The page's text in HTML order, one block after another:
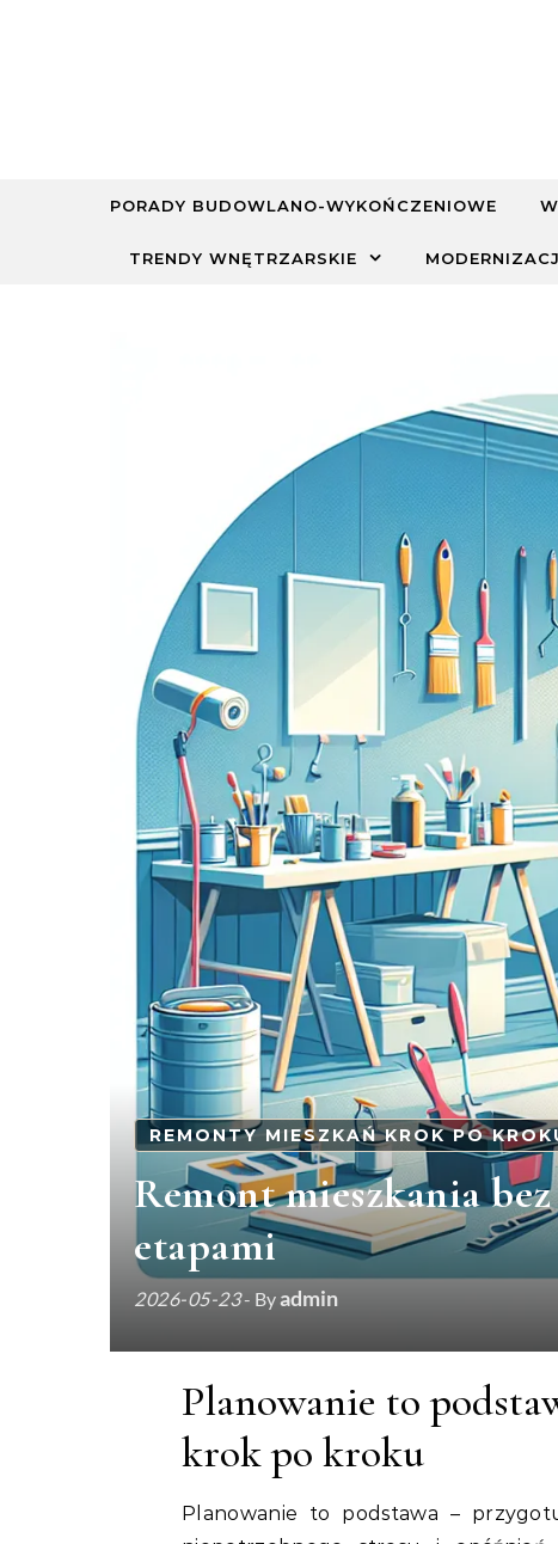
PORADY BUDOWLANO-WYKOŃCZENIOWE
TRENDY WNĘTRZARSKIE
REMONTY MIESZKAŃ KROK PO
Remont mieszkania
etapami
2026-05-23- Byadmin
Planowanie to
krok po kroku
Planowanie to podstawa –